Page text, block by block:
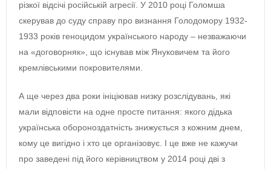
різкої відсічі російській агресії. У 2010 році Голомша
скерував до суду справу про визнання Голодомору 1932-
1933 років геноцидом українського народу – незважаючи
на «договорняк», що існував між Януковичем та його
кремлівськими покровителями.
А ще через два роки ініціював низку розслідувань, які
мали відповісти на одне просте питання: якого дідька
українська обороноздатність знижується з кожним днем,
кому це вигідно і хто це організовує. І це вже не кажучи
про заведені під його керівництвом у 2014 році дві з